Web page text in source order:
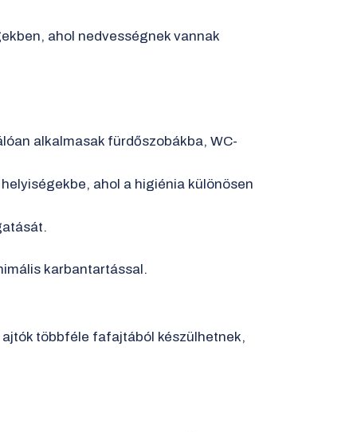
ahol nedvességnek vannak
alkalmasak fürdőszobákba, WC-
ahol a higiénia különösen
karbantartással.
többféle fafajtából készülhetnek,